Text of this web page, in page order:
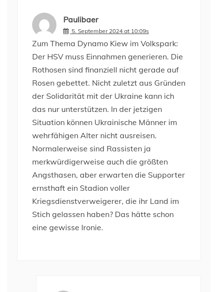
Paulibaer
5. September 2024 at 10:09s
Zum Thema Dynamo Kiew im Volkspark:
Der HSV muss Einnahmen generieren. Die
Rothosen sind finanziell nicht gerade auf
Rosen gebettet. Nicht zuletzt aus Gründen
der Solidarität mit der Ukraine kann ich
das nur unterstützen. In der jetzigen
Situation können Ukrainische Männer im
wehrfähigen Alter nicht ausreisen.
Normalerweise sind Rassisten ja
merkwürdigerweise auch die größten
Angsthasen, aber erwarten die Supporter
ernsthaft ein Stadion voller
Kriegsdienstverweigerer, die ihr Land im
Stich gelassen haben? Das hätte schon
eine gewisse Ironie.